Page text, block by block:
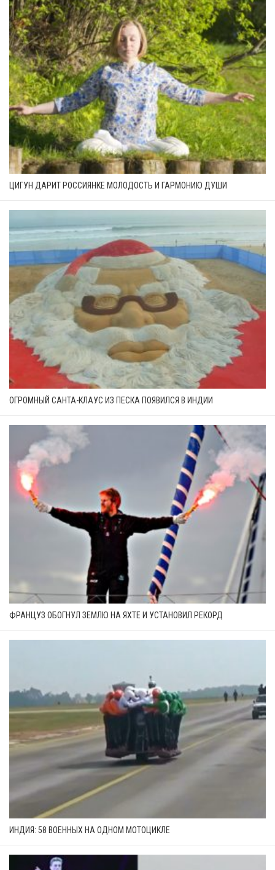
ЦИГУН ДАРИТ РОССИЯНКЕ МОЛОДОСТЬ И ГАРМОНИЮ ДУШИ
ОГРОМНЫЙ САНТА-КЛАУС ИЗ ПЕСКА ПОЯВИЛСЯ В ИНДИИ
ФРАНЦУЗ ОБОГНУЛ ЗЕМЛЮ НА ЯХТЕ И УСТАНОВИЛ РЕКОРД
ИНДИЯ: 58 ВОЕННЫХ НА ОДНОМ МОТОЦИКЛЕ